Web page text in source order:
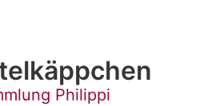
Philippi